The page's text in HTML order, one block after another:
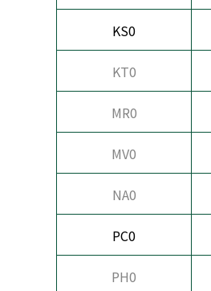
KS0
KT0
MR0
MV0
NA0
PC0
PH0